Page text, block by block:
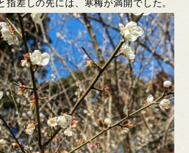
指差しの先には、寒梅が満開でした。